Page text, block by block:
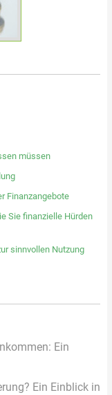
müssen
Finanzangebote
Sie finanzielle Hürden
sinnvollen Nutzung
Ein
Ein Einblick in